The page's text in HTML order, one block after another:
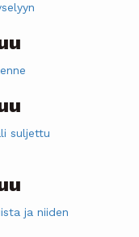
suljettu
ja niiden